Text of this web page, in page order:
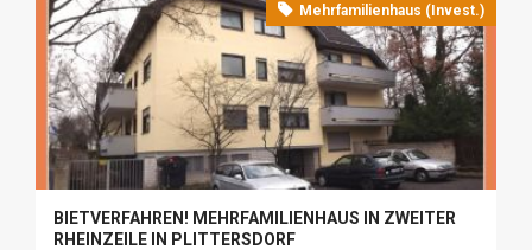
BIETVERFAHREN! MEHRFAMILIENHAUS IN ZWEITER
RHEINZEILE IN PLITTERSDORF
Mehrfamilienhaus (Invest.)